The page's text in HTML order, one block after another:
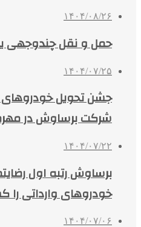
۱۴۰۴/۰۸/۲۶
حمل و نقل چندوجهی
۱۴۰۴/۰۷/۲۵
جشن تحویل
شرکت برساوش در
۱۴۰۴/۰۷/۲۲
برساوش رتبه اول
خودروهای وارداتی
۱۴۰۴/۰۷/۰۶